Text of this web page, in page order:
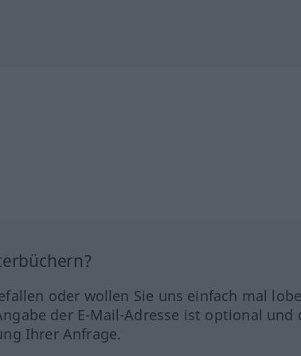
oder wollen Sie uns einfach mal
der E-Mail-Adresse ist optional und
Ihrer Anfrage.